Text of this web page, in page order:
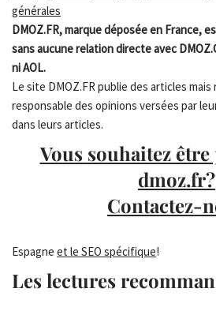
générales
DMOZ.FR, marque déposée en France,
sans aucune relation directe avec
ni AOL.
Le site DMOZ.FR publie des articles
responsable des opinions versées par
dans leurs articles.
Vous souhaitez
dmoz.fr?
Contactez-
Espagne et le SEO spécifique!
Les lectures